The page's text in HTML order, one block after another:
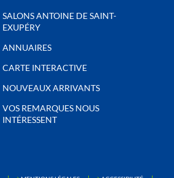
SALONS ANTOINE DE SAINT-
EXUPÉRY
ANNUAIRES
CARTE INTERACTIVE
NOUVEAUX ARRIVANTS
VOS REMARQUES NOUS
INTÉRESSENT